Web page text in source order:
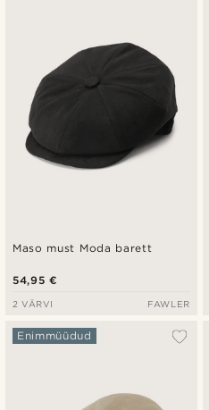
Maso must Moda barett
54,95 €
2 VÄRVI FAWLER
Enimmüüdud